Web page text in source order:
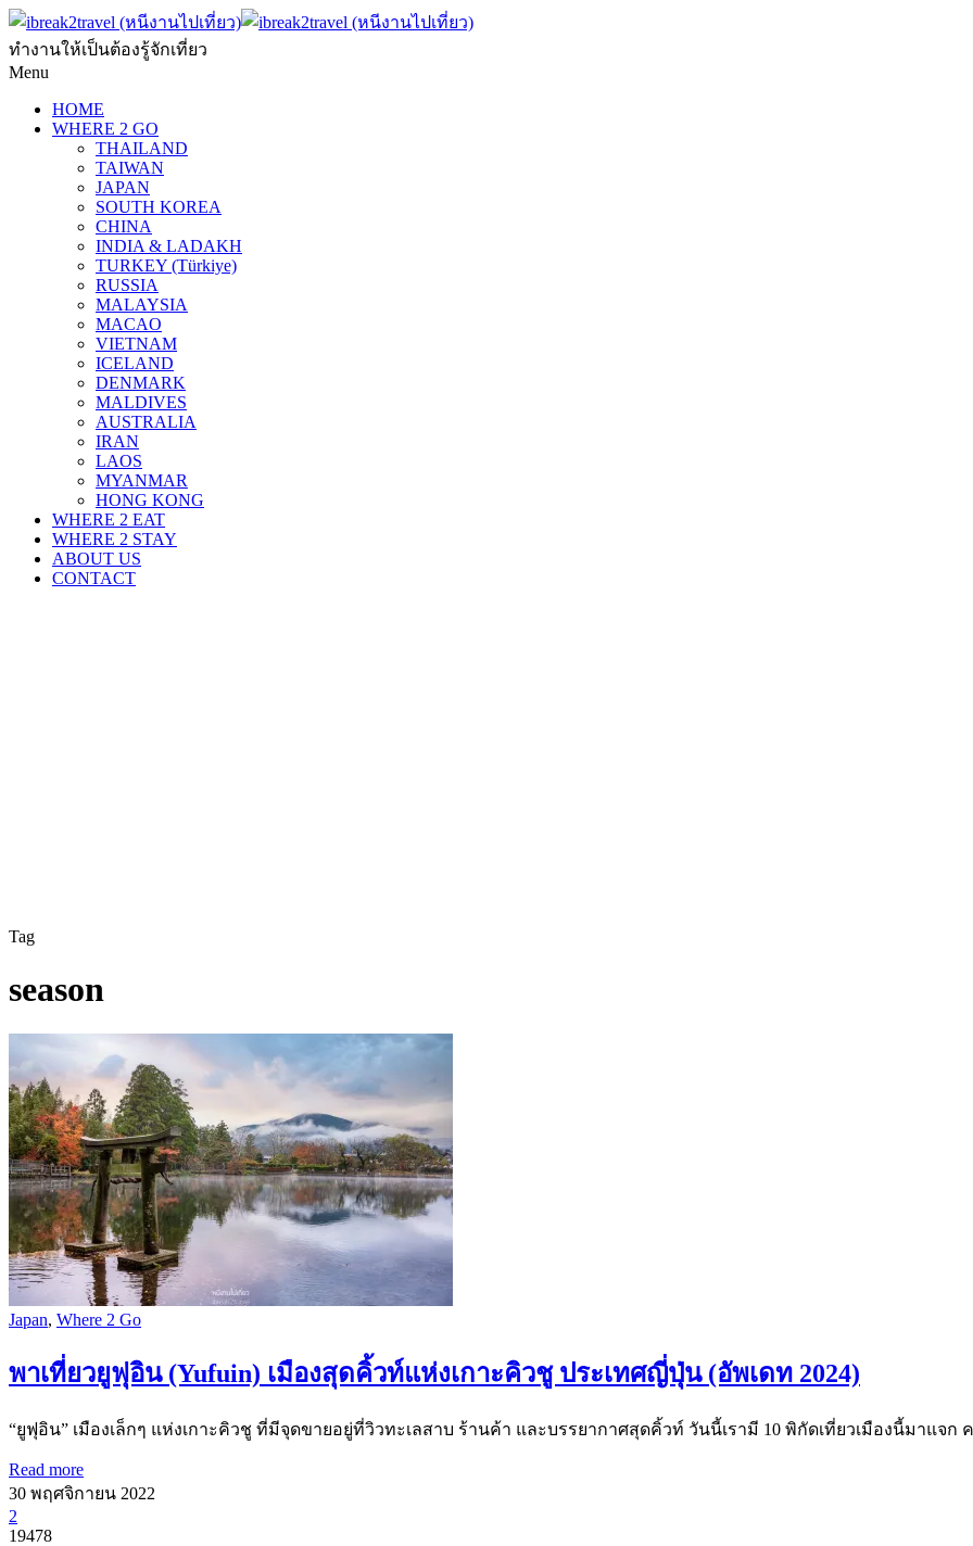
ทำงานให้เป็นต้องรู้จักเที่ยว
Menu
HOME
WHERE 2 GO
THAILAND
TAIWAN
JAPAN
SOUTH KOREA
CHINA
INDIA & LADAKH
TURKEY (Türkiye)
RUSSIA
MALAYSIA
MACAO
VIETNAM
ICELAND
DENMARK
MALDIVES
AUSTRALIA
IRAN
LAOS
MYANMAR
HONG KONG
WHERE 2 EAT
WHERE 2 STAY
ABOUT US
CONTACT
Tag
season
Japan, Where 2 Go
พาเที่ยวยูฟุอิน (Yufuin) เมืองสุดคิ้วท์แห่งเกาะคิวชู ประเทศญี่ปุ่น (อัพเดท 2024)
“ยูฟุอิน” เมืองเล็กๆ แห่งเกาะคิวชู ที่มีจุดขายอยู่ที่วิวทะเลสาบ ร้านค้า และบรรยากาศสุดคิ้วท์ วันนี้เรามี 10 พิกัดเที่ยวเมืองนี้มาแจก
Read more
30 พฤศจิกายน 2022
2
19478